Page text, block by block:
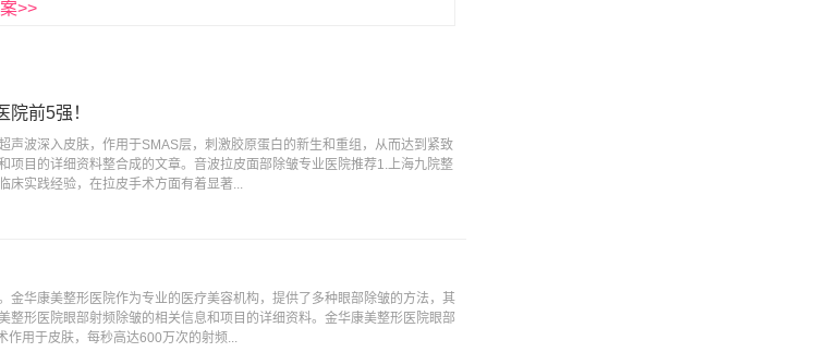
>>
前5强！
波深入皮肤，作用于SMAS层，刺激胶原蛋白的新生和重组，从而达到紧致
目的详细资料整合成的文章。音波拉皮面部除皱专业医院推荐1.上海九院整
床实践经验，在拉皮手术方面有着显著...
华康美整形医院作为专业的医疗美容机构，提供了多种眼部除皱的方法，其
形医院眼部射频除皱的相关信息和项目的详细资料。金华康美整形医院眼部
作用于皮肤，每秒高达600万次的射频...